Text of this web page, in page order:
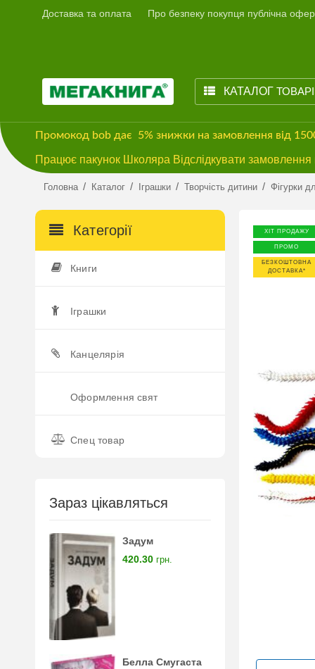
Доставка та оплата Про безпеку покупця публічна
КАТАЛОГ
Промокод bob дає 5% знижки на замовлення від
Працює пакунок Школяра Відслідкувати
Головна / Каталог / Іграшки / Творчість дитини / Фігурки
Категорії
Книги
Іграшки
Канцелярія
Оформлення свят
Спец товар
Зараз цікавляться
Задум
420.30 грн.
Белла Смугаста
ХІТ ПРОДАЖУ
ПРОМО
БЕЗКОШТОВНА
ДОСТАВКА*